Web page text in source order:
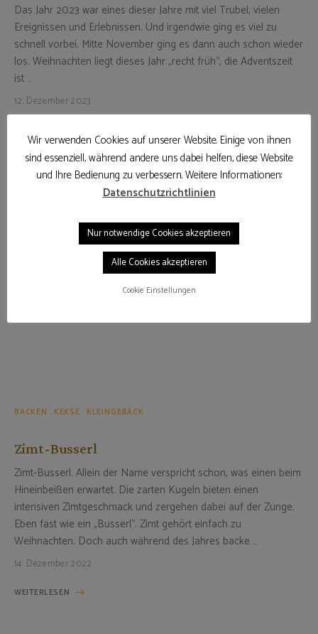
Das Jahr 2023 war eines dieser Jahre mit viel Trubel, vielen
Ereignissen und Erlebnissen. Und irgendwie ging es viel zu
schnell vorbei. Mitte November ging es dann auch schon wieder
los. Weihnachten liegt dieses Jahr „recht früh“, die Adventszeit
ist …
12. Dezember 2023
BACKEN KEKSE KLEINGEBÄCK
Zimt-Busserl
Zimt-Busserl. Allein der Name verspricht schon, was einen beim
Hineinbeißen erwartet. Die zarten Kugeln bieten einen
intensiven Zimtgeschmack und zergehen dabei auf der Zunge.
Eben fast wie ein „Busserl“. Zimt gehört einfach zu
Weihnachten. Doch auch während des Jahres backe …
14. Dezember 2022
WEITERLESEN
Wir verwenden Cookies auf unserer Website. Einige von ihnen
sind essenziell, während andere uns dabei helfen, diese Website
und Ihre Bedienung zu verbessern. Weitere Informationen:
Datenschutzrichtlinien
Nur notwendige Cookies akzeptieren
Alle Cookies akzeptieren
Cookie Einstellungen